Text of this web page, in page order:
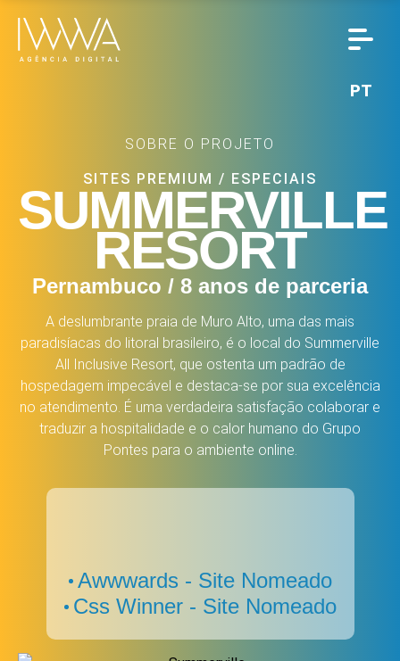
PT
SOBRE O PROJETO
SITES PREMIUM / ESPECIAIS
SUMMERVILLE
RESORT
Pernambuco / 8 anos de parceria
A deslumbrante praia de Muro Alto, uma das mais
paradisíacas do litoral brasileiro, é o local do Summerville
All Inclusive Resort, que ostenta um padrão de
hospedagem impecável e destaca-se por sua excelência
no atendimento. É uma verdadeira satisfação colaborar e
traduzir a hospitalidade e o calor humano do Grupo
Pontes para o ambiente online.
Awwwards - Site Nomeado
Css Winner - Site Nomeado